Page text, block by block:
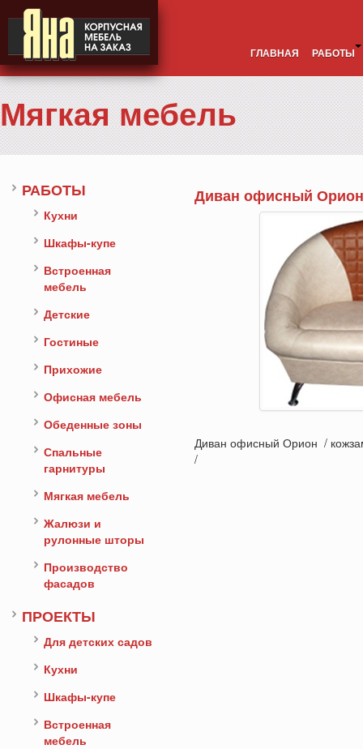
ГЛАВНАЯ РАБОТЫ
Мягкая мебель
РАБОТЫ
Кухни
Шкафы-купе
Встроенная
мебель
Детские
Гостиные
Прихожие
Офисная мебель
Обеденные зоны
Спальные
гарнитуры
Мягкая мебель
Жалюзи и
рулонные шторы
Производство
фасадов
ПРОЕКТЫ
Для детских садов
Кухни
Шкафы-купе
Встроенная
мебель
Диван офисный Орион
Диван офисный Орион /
/